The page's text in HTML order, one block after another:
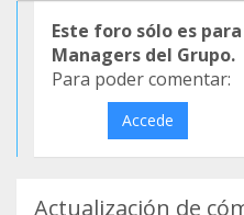
Este foro sólo es
Managers del Grupo.
Para poder comentar:
Accede
Actualización de